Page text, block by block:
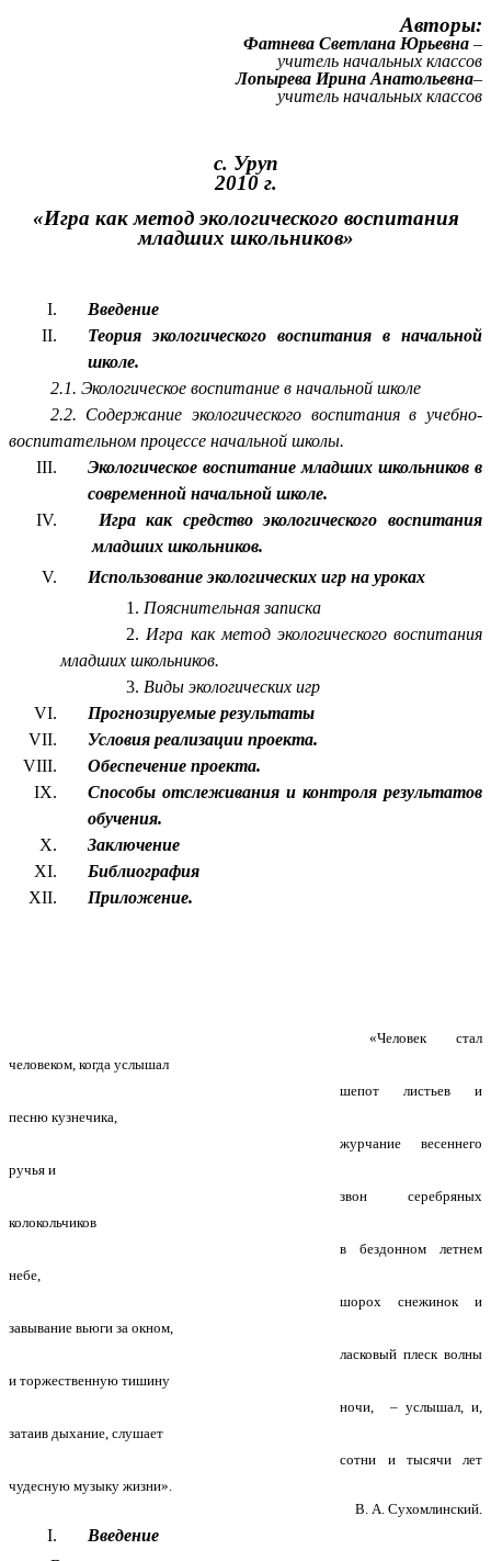
Авторы:
Фатнева Светлана Юрьевна –
учитель начальных классов
Лопырева Ирина Анатольевна–
учитель начальных классов
с. Уруп
2010 г.
«Игра как метод экологического воспитания
младших школьников»
Введение
Теория экологического воспитания в начальной
школе.
2.1. Экологическое воспитание в начальной школе
2.2. Содержание экологического воспитания в учебно-
воспитательном процессе начальной школы.
Экологическое воспитание младших школьников в
современной начальной школе.
Игра как средство экологического воспитания
младших школьников.
Использование экологических игр на уроках
Пояснительная записка
Игра как метод экологического воспитания
младших школьников.
Виды экологических игр
Прогнозируемые результаты
Условия реализации проекта.
Обеспечение проекта.
Способы отслеживания и контроля результатов
обучения.
Заключение
Библиография
Приложение.
«Человек стал
человеком, когда услышал
шепот листьев и
песню кузнечика,
журчание весеннего
ручья и
звон серебряных
колокольчиков
в бездонном летнем
небе,
шорох снежинок и
завывание вьюги за окном,
ласковый плеск волны
и торжественную тишину
ночи, – услышал, и,
затаив дыхание, слушает
сотни и тысячи лет
чудесную музыку жизни».
В. А. Сухомлинский.
Введение